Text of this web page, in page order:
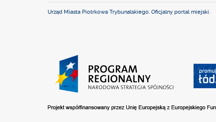
Urząd Miasta Piotrkowa Trybunalskiego. Oficjalny portal miejski.